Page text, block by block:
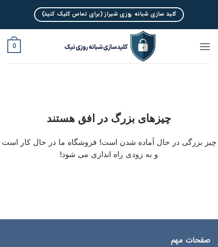
content
کلید سازی شبانه روزی شیراز (برای تماس کلیک کنید)
0
چیزهای بزرگ در افق هستند
چیز بزرگی در حال آماده شدن است! فروشگاه ما در حال کار است
و به زودی راه اندازی می شود!
صفحات مهم